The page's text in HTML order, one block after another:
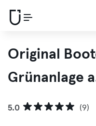
Original
Grünanlage
5.0 (9)